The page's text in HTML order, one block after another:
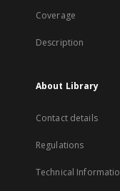
Coverage
Description
About Library
Contact details
Regulations
Technical